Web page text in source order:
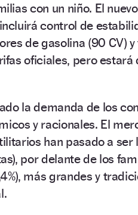
con un niño. El
control de
de gasolina (90 CV)
oficiales, pero
la demanda de los
y racionales. El
han pasado a
por delante de los
más grandes y